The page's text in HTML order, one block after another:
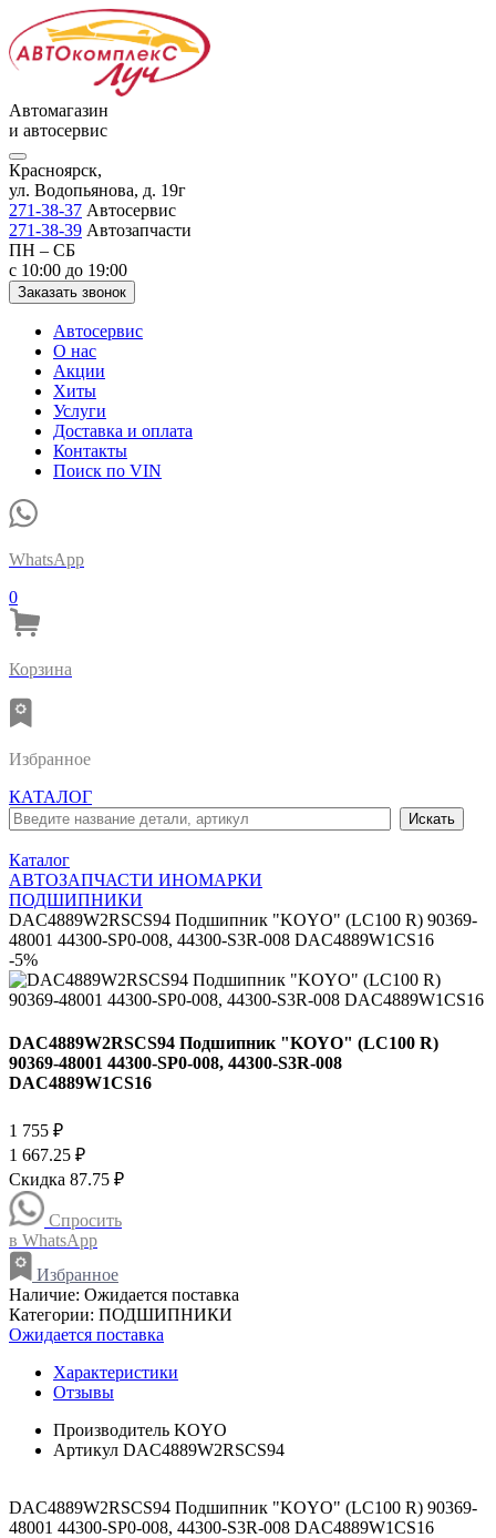
Автомагазин
и автосервис
Красноярск,
ул. Водопьянова, д. 19г
271-38-37 Автосервис
271-38-39 Автозапчасти
ПН – СБ
с 10:00 до 19:00
Заказать звонок
Автосервис
О нас
Акции
Хиты
Услуги
Доставка и оплата
Контакты
Поиск по VIN
WhatsApp
0
Корзина
Избранное
КАТАЛОГ
Каталог
АВТОЗАПЧАСТИ ИНОМАРКИ
ПОДШИПНИКИ
DAC4889W2RSCS94 Подшипник "KOYO" (LC100 R) 90369-
48001 44300-SP0-008, 44300-S3R-008 DAC4889W1CS16
-5%
DAC4889W2RSCS94 Подшипник "KOYO" (LC100 R)
90369-48001 44300-SP0-008, 44300-S3R-008
DAC4889W1CS16
1 755 ₽
1 667.25 ₽
Скидка 87.75 ₽
Спросить
в WhatsApp
Избранное
Наличие: Ожидается поставка
Категории: ПОДШИПНИКИ
Ожидается поставка
Характеристики
Отзывы
Производитель KOYO
Артикул DAC4889W2RSCS94
DAC4889W2RSCS94 Подшипник "KOYO" (LC100 R) 90369-
48001 44300-SP0-008, 44300-S3R-008 DAC4889W1CS16